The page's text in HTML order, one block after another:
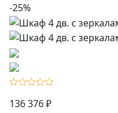
-25%
136 376 ₽